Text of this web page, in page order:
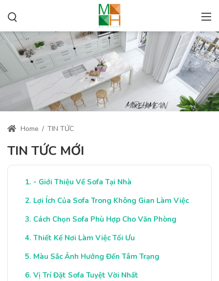
Home / TIN TỨC
TIN TỨC MỚI
- Giới Thiệu Về Sofa Tại Nhà
Lợi Ích Của Sofa Trong Không Gian Làm Việc
Cách Chọn Sofa Phù Hợp Cho Văn Phòng
Thiết Kế Nơi Làm Việc Tối Ưu
Màu Sắc Ảnh Hưởng Đến Tâm Trạng
Vị Trí Đặt Sofa Tuyệt Vời Nhất